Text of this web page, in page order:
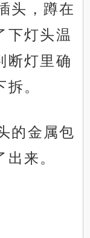
头，蹲在
下灯头温
断灯里确
。
的金属包
来。